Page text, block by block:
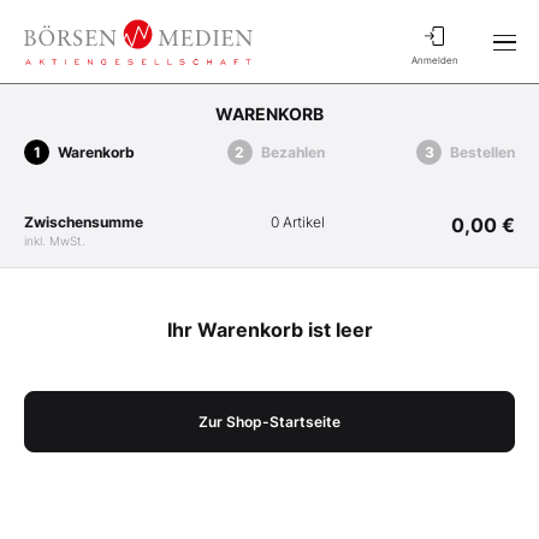
Anmelden
WARENKORB
Warenkorb Bezahlen Bestellen
Zwischensumme
inkl. MwSt.
0 Artikel 0,00 €
Ihr Warenkorb ist leer
Zur Shop-Startseite